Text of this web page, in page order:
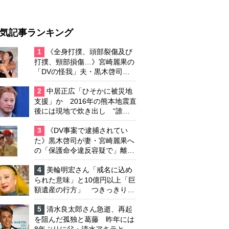
記事ランキング
1
《全身打撲、頭部裂傷及び
打撲、頸部損傷…》宮崎麗果の
「DVの怪我」夫・黒木啓司の
逮捕で始まる「夫婦の闘争」
2
中居正広「ひそかに被災地
支援」か 2016年の熊本地震直
後には現地で炊き出し “誰に
も知られなくて良い”と、むし
ろ強まる福祉活動への思い
3
《DV事案で逮捕されてい
た》黒木啓司が妻・宮崎麗果へ
の「保護命令違反容疑で」離婚
協議は「第二ステージ」へ
4
美輪明宏さん「戒名に込め
られた意味」と10億円以上「巨
額遺産の行方」 つきっきりで
私生活をサポートしていた元俳
優が相続か
5
清水良太郎さん急逝、再起
を阻んだ孤独と葛藤 昨年には